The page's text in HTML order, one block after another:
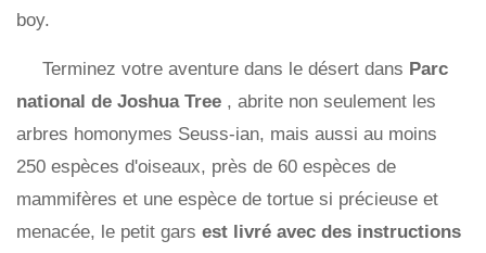
boy.
Terminez votre aventure dans le désert dans Parc
national de Joshua Tree , abrite non seulement les
arbres homonymes Seuss-ian, mais aussi au moins
250 espèces d'oiseaux, près de 60 espèces de
mammifères et une espèce de tortue si précieuse et
menacée, le petit gars est livré avec des instructions